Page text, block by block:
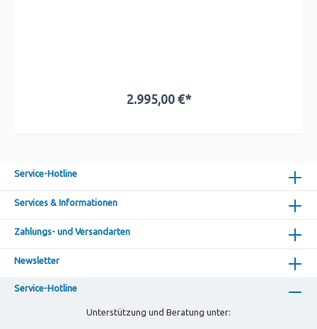
2.995,00 €*
Service-Hotline
Services & Informationen
Zahlungs- und Versandarten
Newsletter
Service-Hotline
Unterstützung und Beratung unter: